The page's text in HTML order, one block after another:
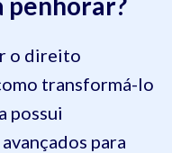
o direito
transformá-lo
possui
para